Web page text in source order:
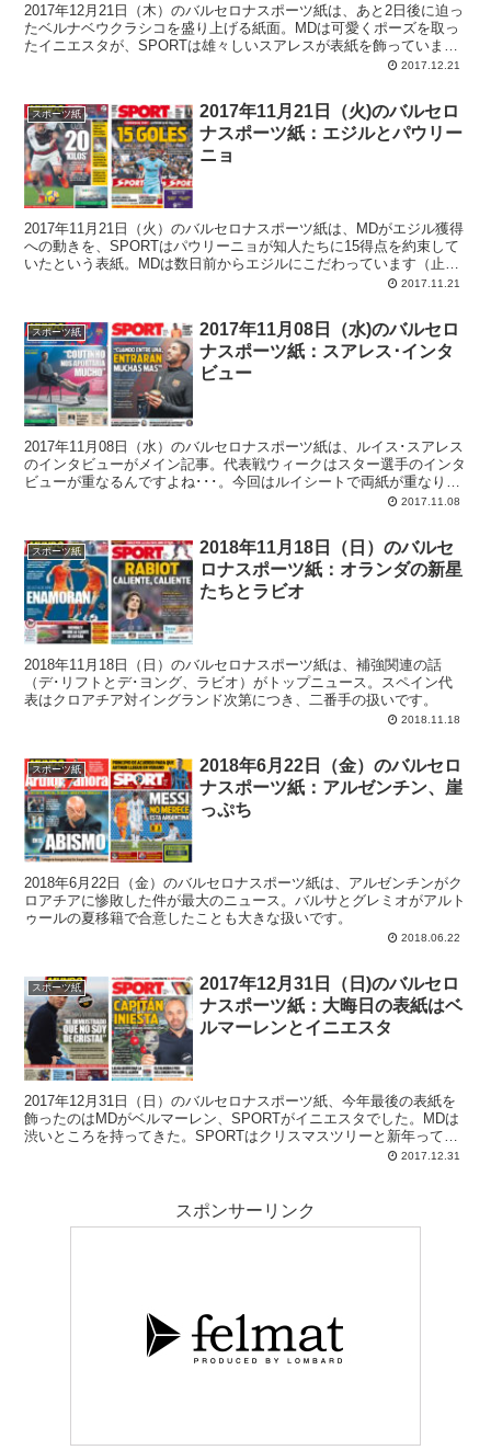
2017年12月21日（木）のバルセロナスポーツ紙は、あと2日後に迫っ
たベルナベウクラシコを盛り上げる紙面。MDは可愛くポーズを取っ
たイニエスタが、SPORTは雄々しいスアレスが表紙を飾っていま
2017.12.21
スポーツ紙
2017年11月21日（火)のバルセロ
ナスポーツ紙：エジルとパウリー
ニョ
2017年11月21日（火）のバルセロナスポーツ紙は、MDがエジル獲得
への動きを、SPORTはパウリーニョが知人たちに15得点を約束して
いたという表紙。MDは数日前からエジルにこだわっています（止め
2017.11.21
スポーツ紙
2017年11月08日（水)のバルセロ
ナスポーツ紙：スアレス･インタ
ビュー
2017年11月08日（水）のバルセロナスポーツ紙は、ルイス･スアレス
のインタビューがメイン記事。代表戦ウィークはスター選手のインタ
ビューが重なるんですよね･･･。今回はルイシートで両紙が重なりま
2017.11.08
スポーツ紙
2018年11月18日（日）のバルセ
ロナスポーツ紙：オランダの新星
たちとラビオ
2018年11月18日（日）のバルセロナスポーツ紙は、補強関連の話
（デ･リフトとデ･ヨング、ラビオ）がトップニュース。スペイン代
表はクロアチア対イングランド次第につき、二番手の扱いです。
2018.11.18
スポーツ紙
2018年6月22日（金）のバルセロ
ナスポーツ紙：アルゼンチン、崖
っぷち
2018年6月22日（金）のバルセロナスポーツ紙は、アルゼンチンがク
ロアチアに惨敗した件が最大のニュース。バルサとグレミオがアルト
ゥールの夏移籍で合意したことも大きな扱いです。
2018.06.22
スポーツ紙
2017年12月31日（日)のバルセロ
ナスポーツ紙：大晦日の表紙はベ
ルマーレンとイニエスタ
2017年12月31日（日）のバルセロナスポーツ紙、今年最後の表紙を
飾ったのはMDがベルマーレン、SPORTがイニエスタでした。MDは
渋いところを持ってきた。SPORTはクリスマスツリーと新年っての
2017.12.31
スポンサーリンク